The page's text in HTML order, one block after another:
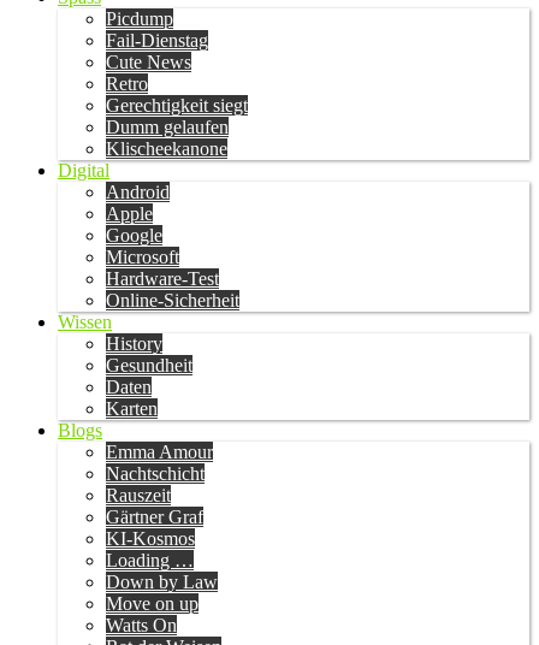
Picdump
Fail-Dienstag
Cute News
Retro
Gerechtigkeit siegt
Dumm gelaufen
Klischeekanone
Digital
Android
Apple
Google
Microsoft
Hardware-Test
Online-Sicherheit
Wissen
History
Gesundheit
Daten
Karten
Blogs
Emma Amour
Nachtschicht
Rauszeit
Gärtner Graf
KI-Kosmos
Loading …
Down by Law
Move on up
Watts On